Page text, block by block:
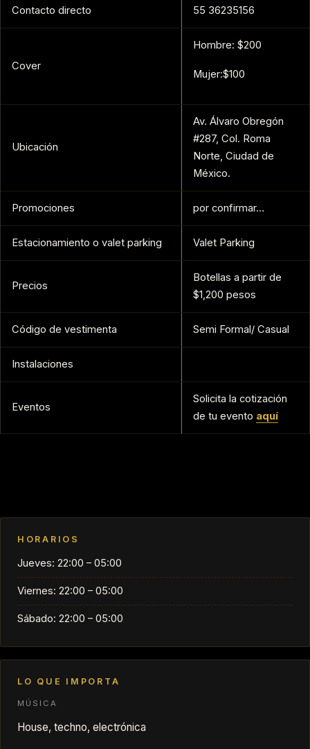
Contacto directo 55 36235156
Cover
Hombre: $200
Mujer:$100
Ubicación
Av. Álvaro Obregón
#287, Col. Roma
Norte, Ciudad de
México.
Promociones por confirmar…
Estacionamiento o valet parking Valet Parking
Precios
Botellas a partir de
$1,200 pesos
Código de vestimenta Semi Formal/ Casual
Instalaciones
Eventos
Solicita la cotización
de tu evento aquí
HORARIOS
Jueves: 22:00 – 05:00
Viernes: 22:00 – 05:00
Sábado: 22:00 – 05:00
LO QUE IMPORTA
MÚSICA
House, techno, electrónica